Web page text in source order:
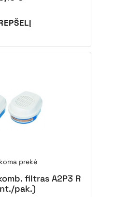
prekė
filtras A2P3 R
pak.)